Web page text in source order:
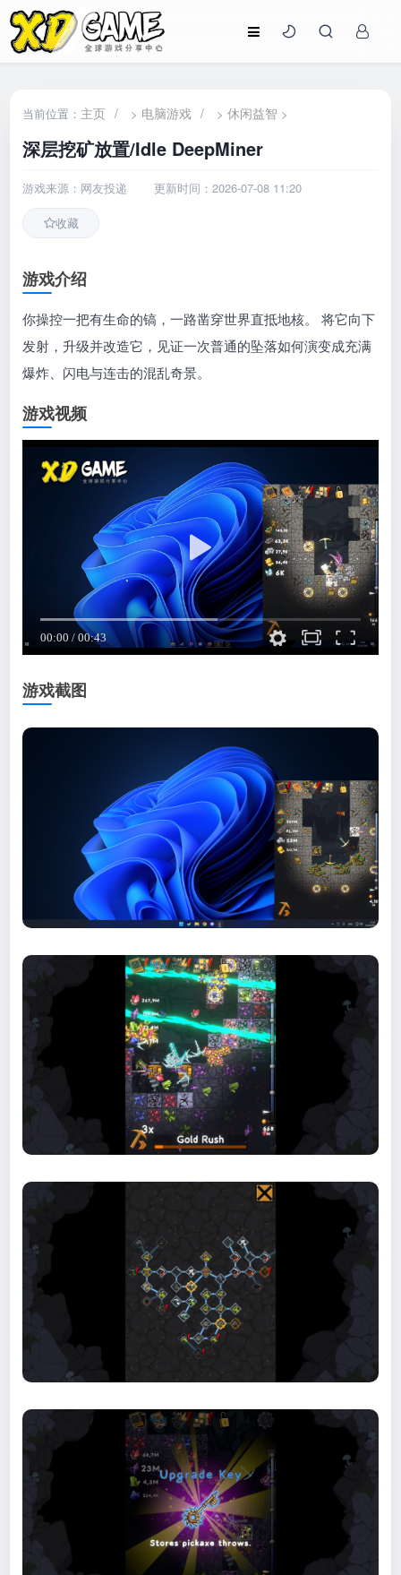
当前位置： 主页 / > 电脑游戏 / >休闲益智 >
深层挖矿放置/Idle DeepMiner
游戏来源：网友投递 更新时间：2026-07-08 11:20
收藏
游戏介绍
你操控一把有生命的镐，一路凿穿世界直抵地核。 将它向下
发射，升级并改造它，见证一次普通的坠落如何演变成充满
爆炸、闪电与连击的混乱奇景。
游戏视频
游戏截图